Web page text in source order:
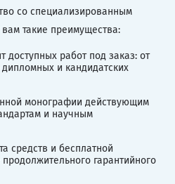
со специализированным
такие преимущества:
доступных работ под заказ: от
и кандидатских
монографии действующим
и научным
средств и бесплатной
гарантийного